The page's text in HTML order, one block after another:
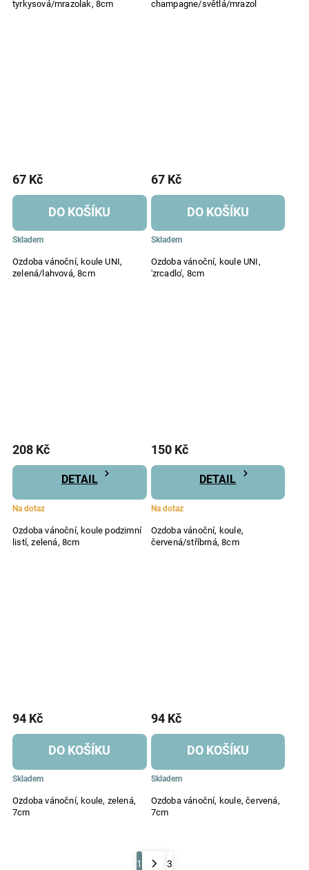
tyrkysová/mrazolak, 8cm champagne/světlá/mrazol
Ozdoba vánoční, koule UNI,
zelená/lahvová, 8cm
Skladem
67 Kč
DO KOŠÍKU
Ozdoba vánoční, koule UNI,
'zrcadlo', 8cm
Skladem
67 Kč
DO KOŠÍKU
Ozdoba vánoční, koule podzimní
listí, zelená, 8cm
Na dotaz
208 Kč
DETAIL
Ozdoba vánoční, koule,
červená/stříbrná, 8cm
Na dotaz
150 Kč
DETAIL
Ozdoba vánoční, koule, zelená,
7cm
Skladem
94 Kč
DO KOŠÍKU
Ozdoba vánoční, koule, červená,
7cm
Skladem
94 Kč
DO KOŠÍKU
1 3